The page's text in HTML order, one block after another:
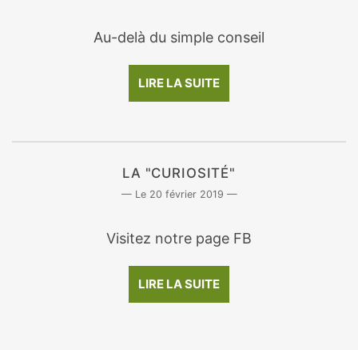
Au-delà du simple conseil
LIRE LA SUITE
LA "CURIOSITÉ"
20 février 2019
Visitez notre page FB
LIRE LA SUITE